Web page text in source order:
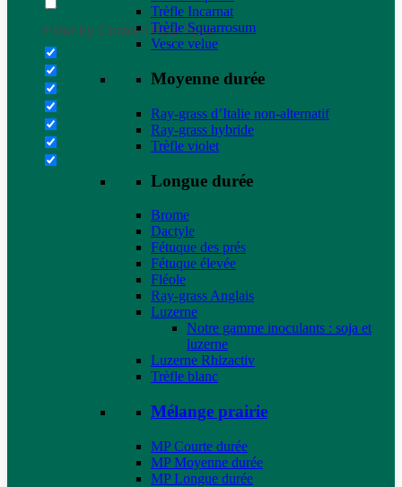
Filter by Custom Post Type
Trèfle Incarnat
Trèfle Squarrosum
Vesce velue
Moyenne durée
Ray-grass d’Italie non-alternatif
Ray-grass hybride
Trèfle violet
Longue durée
Brome
Dactyle
Fétuque des prés
Fétuque élevée
Fléole
Ray-grass Anglais
Luzerne
Notre gamme inoculants : soja et
luzerne
Luzerne Rhizactiv
Trèfle blanc
Mélange prairie
MP Courte durée
MP Moyenne durée
MP Longue durée